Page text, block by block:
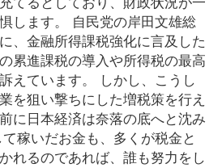
します。 自民党の岸田文雄総
、金融所得課税強化に言及した
累進課税の導入や所得税の最高
えています。 しかし、こうし
を狙い撃ちにした増税策を行え
に日本経済は奈落の底へと沈み
稼いだお金も、多くが税金と
れるのであれば、誰も努力をし